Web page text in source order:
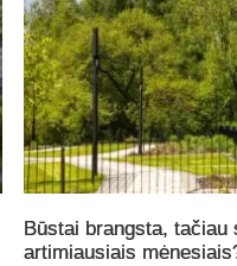
Būstai brangsta,
artimiausiais